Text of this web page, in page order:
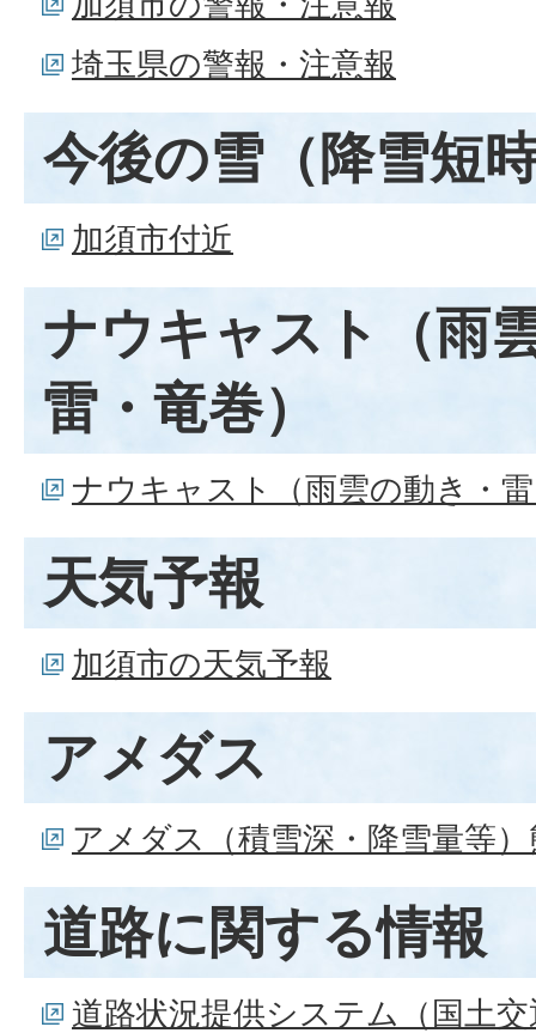
埼玉県の警報・注意報
今後の雪（降雪短
加須市付近
ナウキャスト（雨
雷・竜巻）
ナウキャスト（雨雲の動き・
天気予報
加須市の天気予報
アメダス
アメダス（積雪深・降雪量等
道路に関する情報
道路状況提供システム（国土